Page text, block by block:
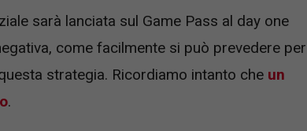
sarà lanciata sul Game Pass al day one
come facilmente si può prevedere per
strategia. Ricordiamo intanto che un
.